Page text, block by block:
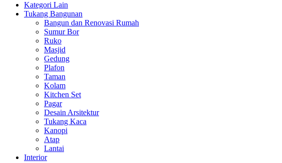
Kategori Lain
Tukang Bangunan
Bangun dan Renovasi Rumah
Sumur Bor
Ruko
Masjid
Gedung
Plafon
Taman
Kolam
Kitchen Set
Pagar
Desain Arsitektur
Tukang Kaca
Kanopi
Atap
Lantai
Interior